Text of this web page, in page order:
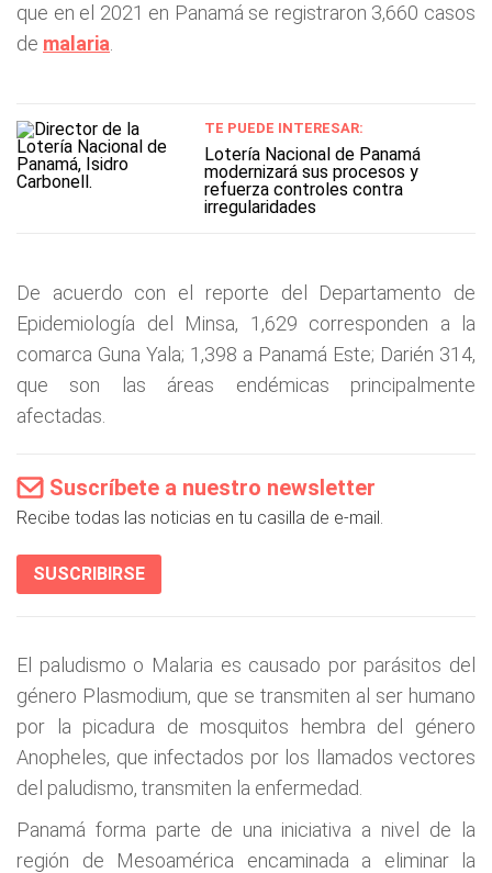
que en el 2021 en Panamá se registraron 3,660 casos
de malaria
TE PUEDE INTERESAR:
Lotería Nacional de Panamá
modernizará sus procesos y
refuerza controles contra
irregularidades
De acuerdo con el reporte del Departamento de
Epidemiología del Minsa, 1,629 corresponden a la
comarca Guna Yala; 1,398 a Panamá Este; Darién 314,
que son las áreas endémicas principalmente
afectadas.
Suscríbete a nuestro newsletter
Recibe todas las noticias en tu casilla de e-mail.
SUSCRIBIRSE
El paludismo o Malaria es causado por parásitos del
género Plasmodium, que se transmiten al ser humano
por la picadura de mosquitos hembra del género
Anopheles, que infectados por los llamados vectores
del paludismo, transmiten la enfermedad.
Panamá forma parte de una iniciativa a nivel de la
región de Mesoamérica encaminada a eliminar la